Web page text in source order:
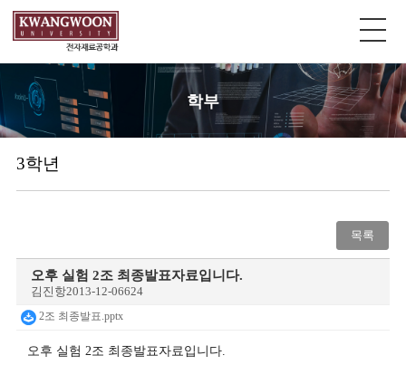
학부
3학년
목록
오후 실험 2조 최종발표자료입니다.
김진항2013-12-06624
2조 최종발표.pptx
오후 실험 2조 최종발표자료입니다.